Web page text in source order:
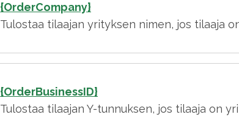
{OrderCompany}
Tulostaa tilaajan yrityksen nimen, jos tilaaja
{OrderBusinessID}
Tulostaa tilaajan Y-tunnuksen, jos tilaaja on